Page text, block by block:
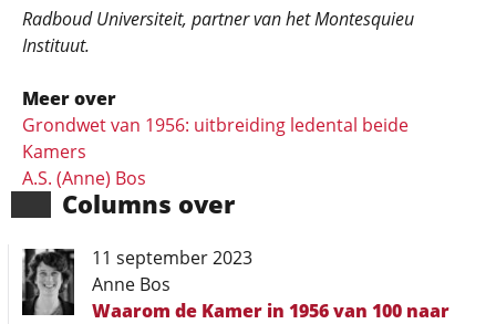
Radboud Universiteit, partner van het Montesquieu
Instituut.
Meer over
Grondwet van 1956: uitbreiding ledental beide
Kamers
A.S. (Anne) Bos
Columns over
11 september 2023
Anne Bos
Waarom de Kamer in 1956 van 100 naar